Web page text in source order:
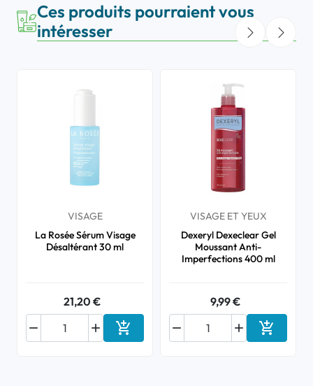
Ces produits pourraient vous
intéresser
VISAGE
La Rosée Sérum Visage
Désaltérant 30 ml
21,20 €

 Ajouter au panier
VISAGE ET YEUX
Dexeryl Dexeclear Gel
Moussant Anti-
Imperfections 400 ml
9,99 €

 Ajouter